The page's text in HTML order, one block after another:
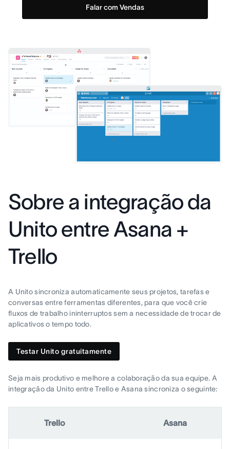
Falar com Vendas
Sobre a integração da
Unito entre Asana +
Trello
A Unito sincroniza automaticamente seus projetos, tarefas e
conversas entre ferramentas diferentes, para que você crie
fluxos de trabalho ininterruptos sem a necessidade de trocar de
aplicativos o tempo todo.
Testar Unito gratuitamente
Seja mais produtivo e melhore a colaboração da sua equipe. A
integração da Unito entre Trello e Asana sincroniza o seguinte:
Trello Asana